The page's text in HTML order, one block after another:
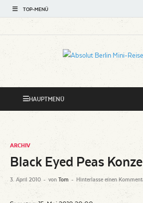
TOP-MENÜ
HAUPTMENÜ
ARCHIV
Black Eyed Peas
3. April 2010 - von Tom - Hinterlasse einen